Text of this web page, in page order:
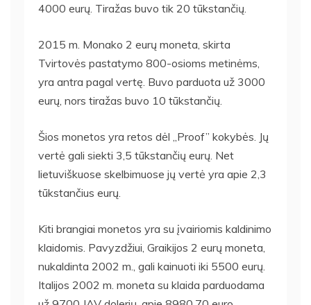
4000 eurų. Tiražas buvo tik 20 tūkstančių.
2015 m. Monako 2 eurų moneta, skirta
Tvirtovės pastatymo 800-osioms metinėms,
yra antra pagal vertę. Buvo parduota už 3000
eurų, nors tiražas buvo 10 tūkstančių.
Šios monetos yra retos dėl „Proof” kokybės. Jų
vertė gali siekti 3,5 tūkstančių eurų. Net
lietuviškuose skelbimuose jų vertė yra apie 2,3
tūkstančius eurų.
Kiti brangiai monetos yra su įvairiomis kaldinimo
klaidomis. Pavyzdžiui, Graikijos 2 eurų moneta,
nukaldinta 2002 m., gali kainuoti iki 5500 eurų.
Italijos 2002 m. moneta su klaida parduodama